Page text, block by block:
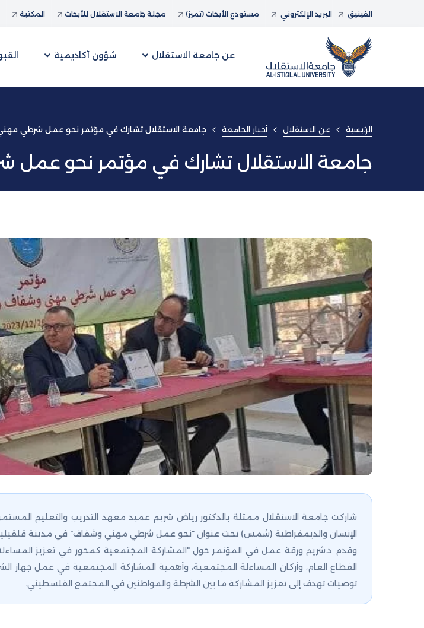
الفينيق البريد الإلكتروني مستودع الأبحاث (تميز) مجلة جامعة الاستقلال للأبحاث المكتبة
عن جامعة الاستقلال شؤون أكاديمية
الرئيسية عن الاستقلال أخبار الجامعة جامعة الاستقلال تشارك في مؤتمر نحو عمل شرطي
جامعة الاستقلال تشارك في مؤتمر نحو عمل
شاركت جامعة الاستقلال ممثلة بالدكتور رياض شريم عميد معهد التدريب والتعليم
الإنسان والديمقراطية (شمس) تحت عنوان "نحو عمل شرطي مهني وشفاف" في مدينة
وقدم د.شريم ورقة عمل في المؤتمر حول "المشاركة المجتمعية كمحور في تعزيز
القطاع العام، وأركان المساءلة المجتمعية، وأهمية المشاركة المجتمعية في عمل
توصيات تهدف إلى تعزيز المشاركة ما بين الشرطة والمواطنين في المجتمع الفلسطيني.